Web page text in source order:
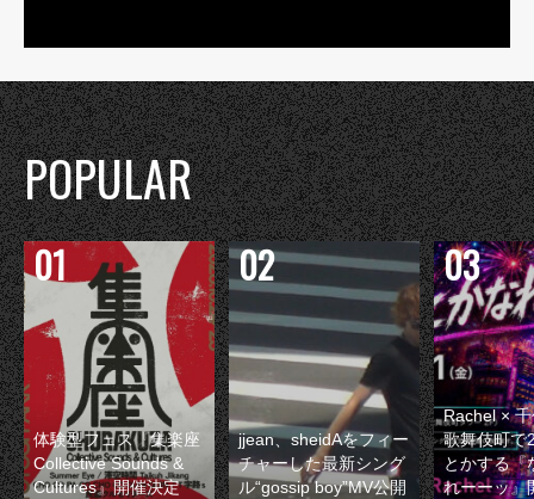
POPULAR
体験型フェス『集楽座
Collective Sounds &
Cultures』開催決定
jjean、sheidAをフィー
チャーした最新シング
ル“gossip boy”MV公開
Rachel ×
歌舞伎町で
とかする『
れーーッ』